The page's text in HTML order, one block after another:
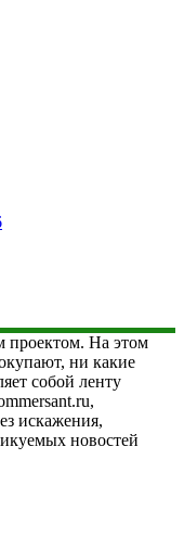
проектом. На этом
ни какие
собой ленту
искажения,
новостей